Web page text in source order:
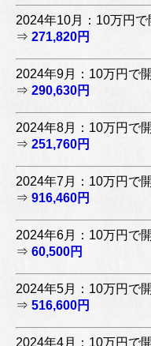
2024年10月：10万円で
⇒ 271,820円
2024年9月：10万円で
⇒ 290,630円
2024年8月：10万円で
⇒ 251,760円
2024年7月：10万円で
⇒ 916,460円
2024年6月：10万円で
⇒ 60,500円
2024年5月：10万円で
⇒ 516,600円
2024年4月：10万円で